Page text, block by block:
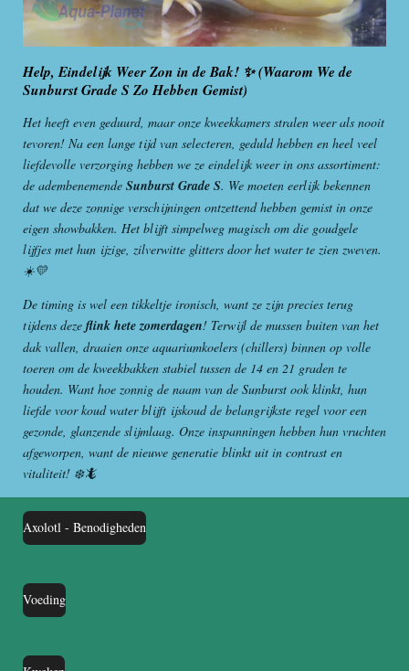
Help, Eindelijk Weer Zon in de Bak! ✨ (Waarom We de
Sunburst Grade S Zo Hebben Gemist)
Het heeft even geduurd, maar onze kweekkamers stralen weer als nooit
tevoren! Na een lange tijd van selecteren, geduld hebben en heel veel
liefdevolle verzorging hebben we ze eindelijk weer in ons assortiment:
de adembenemende Sunburst Grade S. We moeten eerlijk bekennen
dat we deze zonnige verschijningen ontzettend hebben gemist in onze
eigen showbakken. Het blijft simpelweg magisch om die goudgele
lijfjes met hun ijzige, zilverwitte glitters door het water te zien zweven.
☀️💛
De timing is wel een tikkeltje ironisch, want ze zijn precies terug
tijdens deze flink hete zomerdagen! Terwijl de mussen buiten van het
dak vallen, draaien onze aquariumkoelers (chillers) binnen op volle
toeren om de kweekbakken stabiel tussen de 14 en 21 graden te
houden. Want hoe zonnig de naam van de Sunburst ook klinkt, hun
liefde voor koud water blijft ijskoud de belangrijkste regel voor een
gezonde, glanzende slijmlaag. Onze inspanningen hebben hun vruchten
afgeworpen, want de nieuwe generatie blinkt uit in contrast en
vitaliteit! ❄️🦎
Axolotl - Benodigheden
Voeding